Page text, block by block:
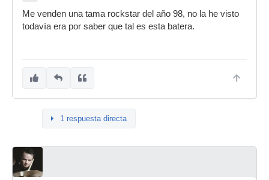
Me venden una tama rockstar del año 98, no la he visto
todavía era por saber que tal es esta batera.
1 respuesta directa